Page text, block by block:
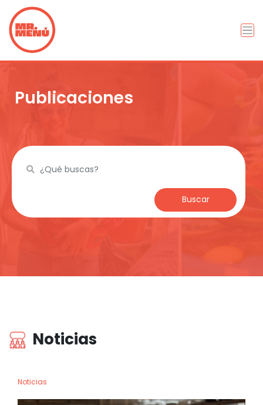
Publicaciones
Buscar
Noticias
Noticias